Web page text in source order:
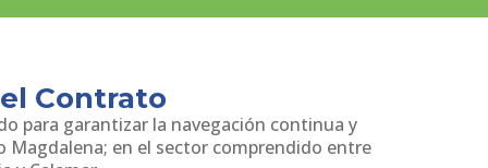
Contrato
para garantizar la navegación continua y
Magdalena; en el sector comprendido entre